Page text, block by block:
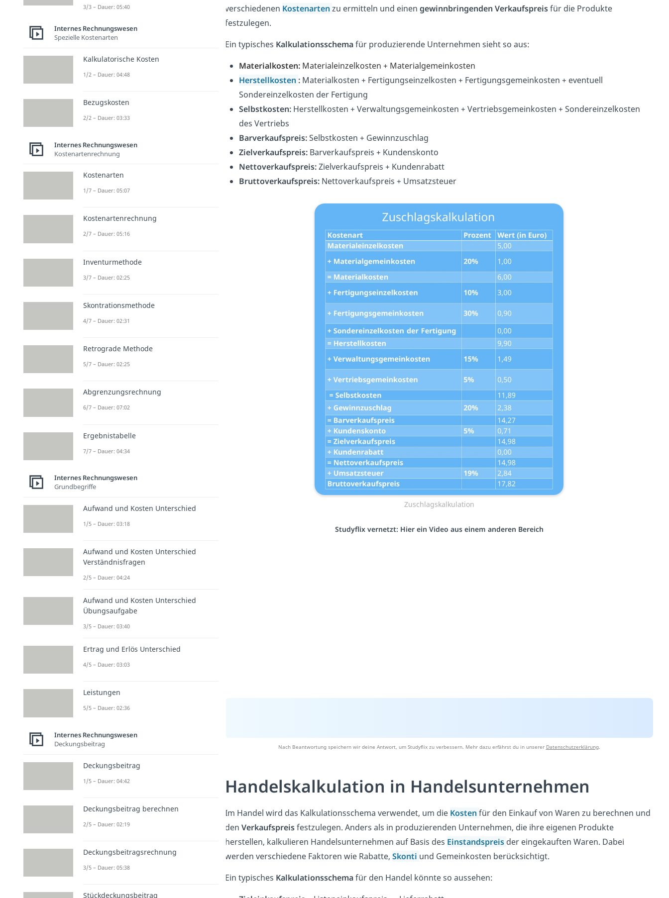
verschiedenen Kostenarten zu ermitteln und einen gewinnbringenden Verkaufspreisfür die Produkte
festzulegen.
Ein typisches Kalkulationsschemafür produzierende Unternehmen sieht so aus:
Materialkosten: Materialeinzelkosten + Materialgemeinkosten
Herstellkosten : Materialkosten + Fertigungseinzelkosten + Fertigungsgemeinkosten + eventuell
Sondereinzelkosten der Fertigung
Selbstkosten: Herstellkosten + Verwaltungsgemeinkosten + Vertriebsgemeinkosten + Sondereinzelkosten
des Vertriebs
Barverkaufspreis:Selbstkosten + Gewinnzuschlag
Zielverkaufspreis: Barverkaufspreis + Kundenskonto
Nettoverkaufspreis:Zielverkaufspreis + Kundenrabatt
Bruttoverkaufspreis: Nettoverkaufspreis + Umsatzsteuer
Zuschlagskalkulation
Studyflix vernetzt: Hier ein Video aus einem anderen Bereich
Nach Beantwortung speichern wir deine Antwort, um Studyflix zu verbessern. Mehr dazu erfährst du in unserer Datenschutzerklärung.
Handelskalkulation in Handelsunternehmen
Im Handel wird das Kalkulationsschema verwendet, um die Kosten für den Einkauf von Waren zu berechnen und
den Verkaufspreisfestzulegen. Anders als in produzierenden Unternehmen, die ihre eigenen Produkte
herstellen, kalkulieren Handelsunternehmen auf Basis des Einstandspreis der eingekauften Waren. Dabei
werden verschiedene Faktoren wie Rabatte, Skonti und Gemeinkosten berücksichtigt.
Ein typisches Kalkulationsschemafür den Handel könnte so aussehen:
3/3 – Dauer: 05:40
Internes Rechnungswesen
Spezielle Kostenarten
Kalkulatorische Kosten
1/2 – Dauer: 04:48
Bezugskosten
2/2 – Dauer: 03:33
Internes Rechnungswesen
Kostenartenrechnung
Kostenarten
1/7 – Dauer: 05:07
Kostenartenrechnung
2/7 – Dauer: 05:16
Inventurmethode
3/7 – Dauer: 02:25
Skontrationsmethode
4/7 – Dauer: 02:31
Retrograde Methode
5/7 – Dauer: 02:25
Abgrenzungsrechnung
6/7 – Dauer: 07:02
Ergebnistabelle
7/7 – Dauer: 04:34
Internes Rechnungswesen
Grundbegriffe
Aufwand und Kosten Unterschied
1/5 – Dauer: 03:18
Aufwand und Kosten Unterschied
Verständnisfragen
2/5 – Dauer: 04:24
Aufwand und Kosten Unterschied
Übungsaufgabe
3/5 – Dauer: 03:40
Ertrag und Erlös Unterschied
4/5 – Dauer: 03:03
Leistungen
5/5 – Dauer: 02:36
Internes Rechnungswesen
Deckungsbeitrag
Deckungsbeitrag
1/5 – Dauer: 04:42
Deckungsbeitrag berechnen
2/5 – Dauer: 02:19
Deckungsbeitragsrechnung
3/5 – Dauer: 05:38
Stückdeckungsbeitrag